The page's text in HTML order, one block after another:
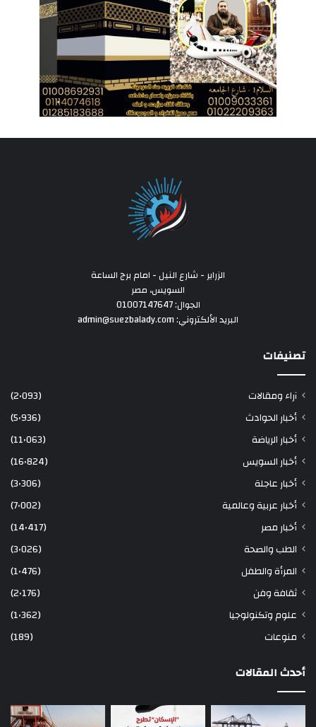
الزراير - شارع النيل - امام برج الساعة
السويس، مصر
الجوال: 01007147647
البريد الألكتروني: admin@suezbalady.com
تصنيفات
آراء ومقالات
(2٬093)
أخبار الحوادث
(5٬936)
أخبار الرياضة
(11٬063)
أخبار السويس
(16٬824)
أخبار عاجلة
(3٬306)
أخبار عربية وعالمية
(7٬002)
أخبار مصر
(14٬417)
الطب والصحة
(3٬026)
المرأة والطفل
(1٬476)
ثقافة وفن
(2٬176)
علوم وتكنولوجيا
(1٬362)
منوعات
(189)
أحدث المقالات